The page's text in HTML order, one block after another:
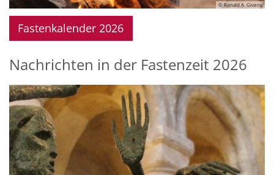
© Ronald A. Givens
Fastenkalender 2026
Nachrichten in der Fastenzeit 2026